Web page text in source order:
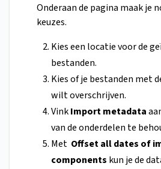
Onderaan de pagina maak je
keuzes.
Kies een locatie voor de
bestanden.
Kies of je bestanden met
wilt overschrijven.
VinkImport metadata
van de onderdelen te
Met Offset all dates of
components kun je de